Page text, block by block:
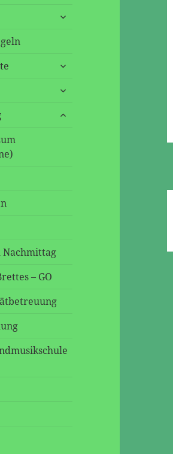
untermenü
untermenü
untermenü
untermenü
Nachmittag
– GO